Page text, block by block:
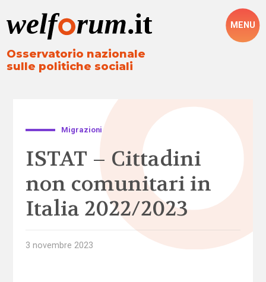
Osservatorio nazionale
sulle politiche sociali
MENU
Migrazioni
ISTAT – Cittadini
non comunitari in
Italia 2022/2023
3 novembre 2023